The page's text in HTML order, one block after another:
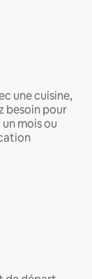
une cuisine,
besoin pour
mois ou